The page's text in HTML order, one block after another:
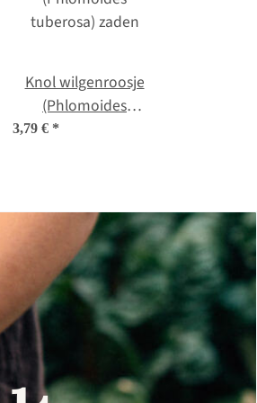
Knol wilgenroosje
(Phlomoides
tuberosa) zaden
3,79 € *